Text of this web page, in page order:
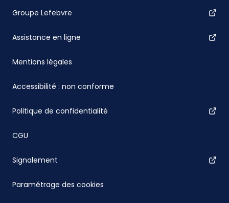
Groupe Lefebvre
Assistance en ligne
Mentions légales
Accessibilité : non conforme
Politique de confidentialité
CGU
Signalement
Paramétrage des cookies